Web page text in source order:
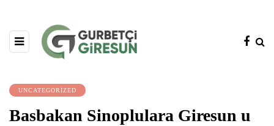
UNCATEGORIZED
Basbakan Sinoplulara Giresun u